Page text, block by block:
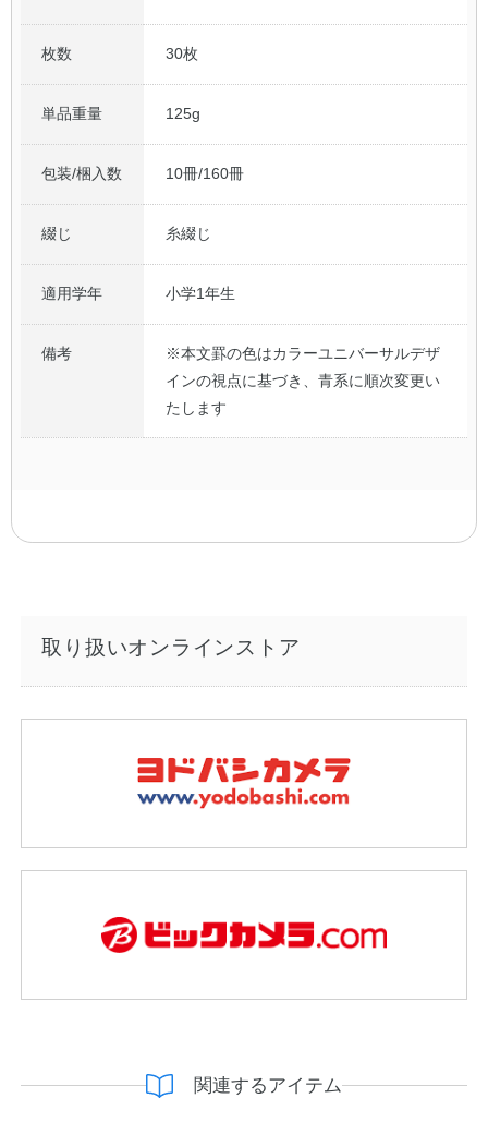
枚数 30枚
単品重量 125g
包装/梱入数 10冊/160冊
綴じ 糸綴じ
適用学年 小学1年生
備考
※本文罫の色はカラーユニバーサルデザ
インの視点に基づき、青系に順次変更い
たします
取り扱いオンラインストア
関連するアイテム